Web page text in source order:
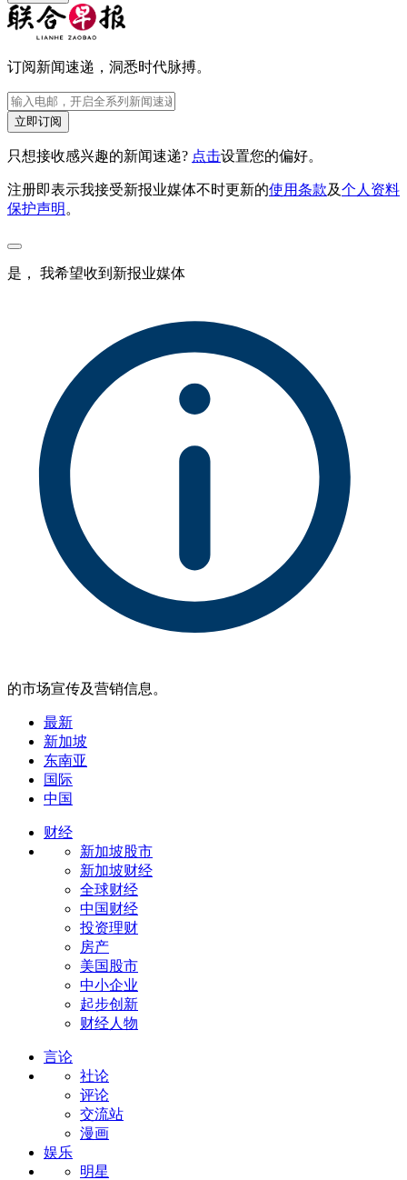
订阅新闻速递，洞悉时代脉搏。
立即订阅
只想接收感兴趣的新闻速递? 点击设置您的偏好。
注册即表示我接受新报业媒体不时更新的使用条款及个人资料
保护声明 。
是， 我希望收到新报业媒体
的市场宣传及营销信息。
最新
新加坡
东南亚
国际
中国
财经
新加坡股市
新加坡财经
全球财经
中国财经
投资理财
房产
美国股市
中小企业
起步创新
财经人物
言论
社论
评论
交流站
漫画
娱乐
明星